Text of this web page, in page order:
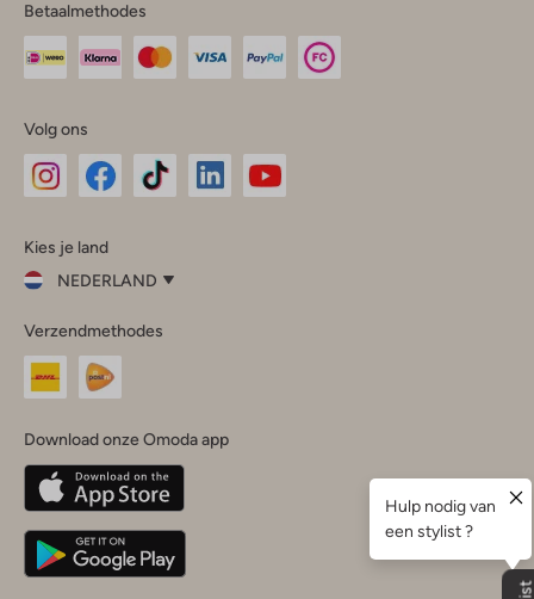
Betaalmethodes
Volg ons
InstagramFacebook
Kies je land
NEDERLAND
je
land
Nederland
Belgique(Français)
Deutschland
Verzendmethodes
Download onze Omoda app